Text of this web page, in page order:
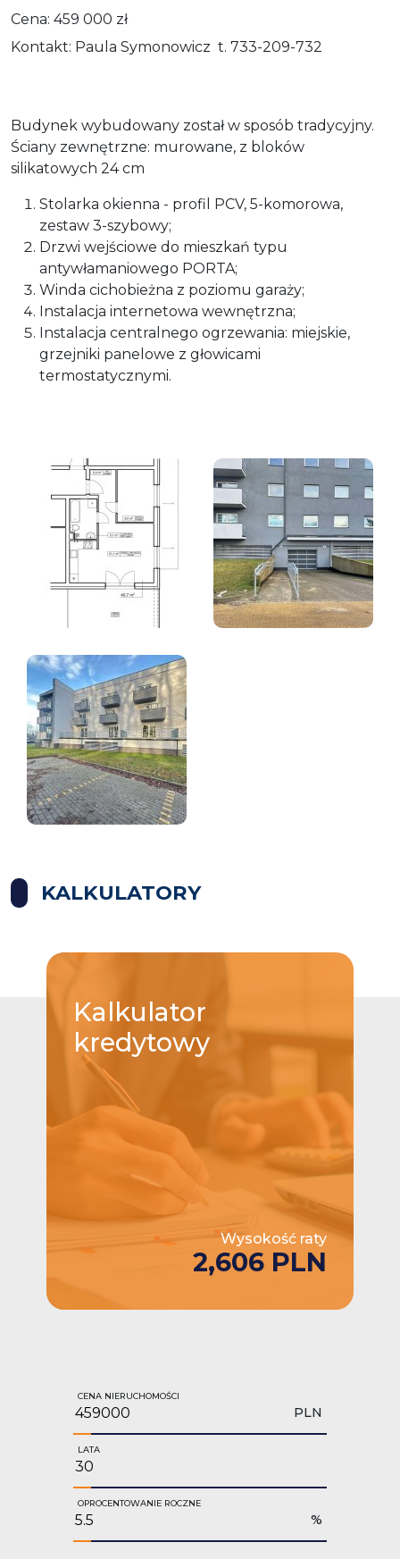
Cena: 459 000 zł
Kontakt: Paula Symonowicz t. 733-209-732
Budynek wybudowany został w sposób tradycyjny.
Ściany zewnętrzne: murowane, z bloków
silikatowych 24 cm
Stolarka okienna - profil PCV, 5-komorowa,
zestaw 3-szybowy;
Drzwi wejściowe do mieszkań typu
antywłamaniowego PORTA;
Winda cichobieżna z poziomu garaży;
Instalacja internetowa wewnętrzna;
Instalacja centralnego ogrzewania: miejskie,
grzejniki panelowe z głowicami
termostatycznymi.
KALKULATORY
Kalkulator
kredytowy
Wysokość raty
2,606 PLN
CENA NIERUCHOMOŚCI
PLN
LATA
OPROCENTOWANIE ROCZNE
%